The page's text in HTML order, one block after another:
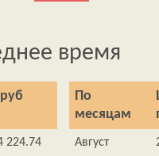
время
224.74
По
месяцам
Август